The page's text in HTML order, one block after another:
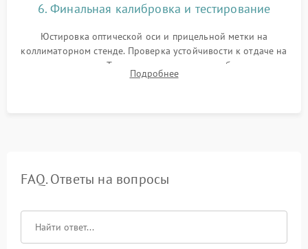
6. Финальная калибровка и тестирование
Юстировка оптической оси и прицельной метки на
коллиматорном стенде. Проверка устойчивости к отдаче на
ударном стенде. Тестирование качества изображения в
темноте, дальности обнаружения и корректной работы всех
Подробнее
FAQ. Ответы на вопросы